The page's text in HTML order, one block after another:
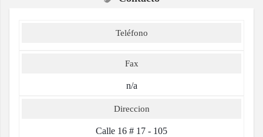
Teléfono
Fax
n/a
Direccion
Calle 16 # 17 - 105